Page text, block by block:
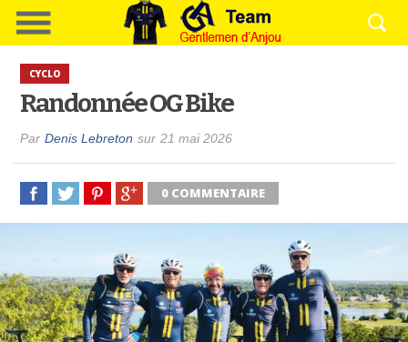
CYCLO
Randonnée OG Bike
Par Denis Lebreton sur 21 mai 2026
0 COMMENTAIRE